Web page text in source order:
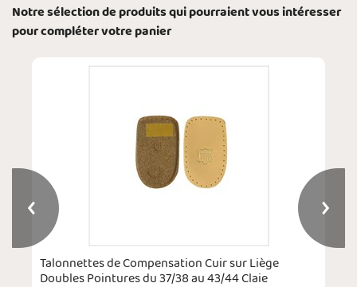
Notre sélection de produits qui pourraient vous intéresser
pour compléter votre panier
Talonnettes de Compensation Cuir sur Liège
Doubles Pointures du 37/38 au 43/44 Claie